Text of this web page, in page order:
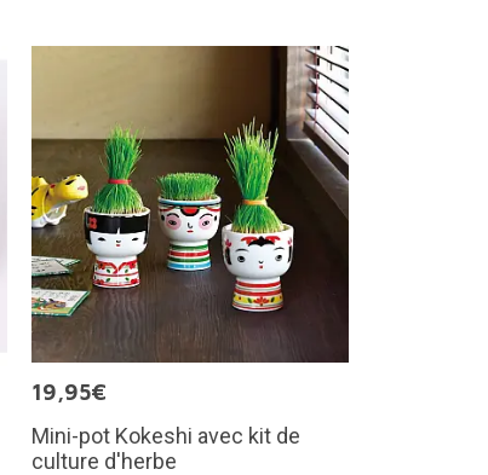
19,95€
Mini-pot Kokeshi avec kit de
culture d'herbe